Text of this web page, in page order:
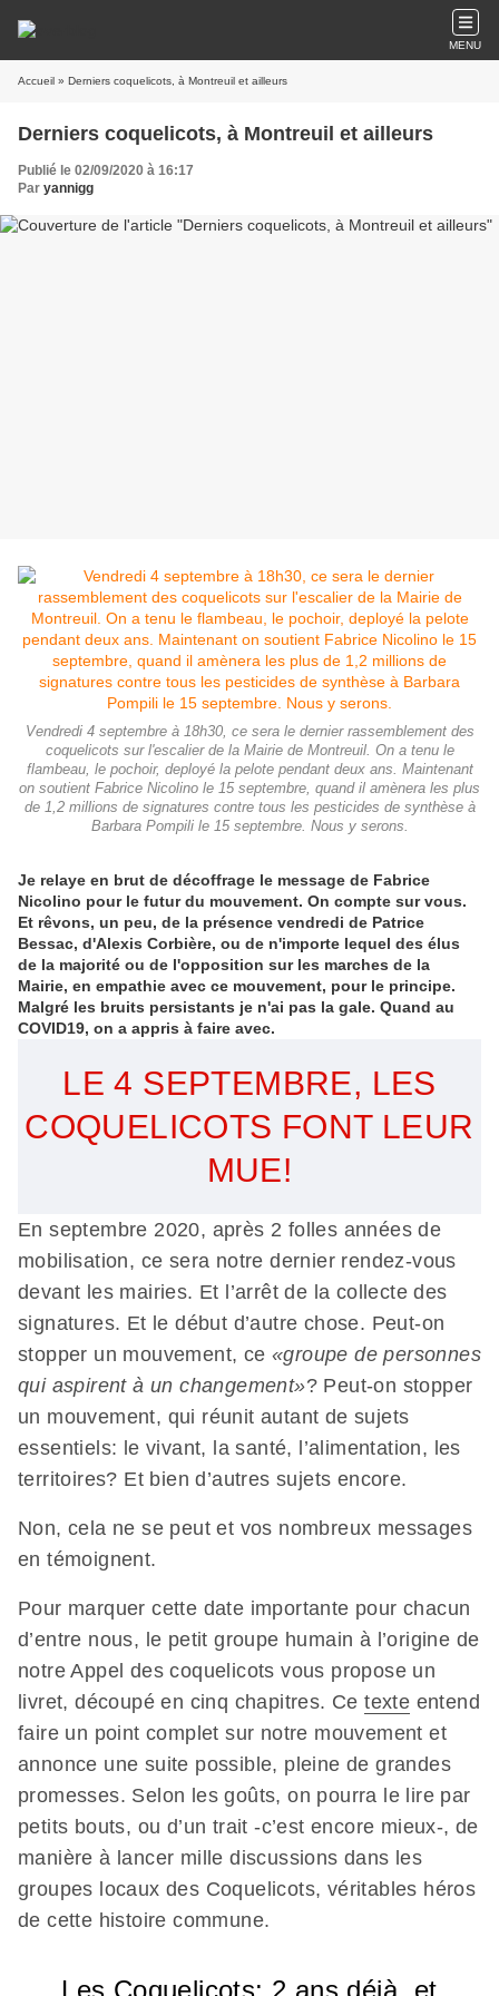
MENU
Accueil » Derniers coquelicots, à Montreuil et ailleurs
Derniers coquelicots, à Montreuil et ailleurs
Publié le 02/09/2020 à 16:17
Par yannigg
Vendredi 4 septembre à 18h30, ce sera le dernier rassemblement des
coquelicots sur l'escalier de la Mairie de Montreuil. On a tenu le
flambeau, le pochoir, deployé la pelote pendant deux ans. Maintenant
on soutient Fabrice Nicolino le 15 septembre, quand il amènera les plus
de 1,2 millions de signatures contre tous les pesticides de synthèse à
Barbara Pompili le 15 septembre. Nous y serons.
Je relaye en brut de décoffrage le message de Fabrice
Nicolino pour le futur du mouvement. On compte sur vous.
Et rêvons, un peu, de la présence vendredi de Patrice
Bessac, d'Alexis Corbière, ou de n'importe lequel des élus
de la majorité ou de l'opposition sur les marches de la
Mairie, en empathie avec ce mouvement, pour le principe.
Malgré les bruits persistants je n'ai pas la gale. Quand au
COVID19, on a appris à faire avec.
LE 4 SEPTEMBRE, LES
COQUELICOTS FONT LEUR
MUE!
En septembre 2020, après 2 folles années de
mobilisation, ce sera notre dernier rendez-vous
devant les mairies. Et l’arrêt de la collecte des
signatures. Et le début d’autre chose. Peut-on
stopper un mouvement, ce «groupe de personnes
qui aspirent à un changement»? Peut-on stopper
un mouvement, qui réunit autant de sujets
essentiels: le vivant, la santé, l’alimentation, les
territoires? Et bien d’autres sujets encore.
Non, cela ne se peut et vos nombreux messages
en témoignent.
Pour marquer cette date importante pour chacun
d’entre nous, le petit groupe humain à l’origine de
notre Appel des coquelicots vous propose un
livret, découpé en cinq chapitres. Ce texte entend
faire un point complet sur notre mouvement et
annonce une suite possible, pleine de grandes
promesses. Selon les goûts, on pourra le lire par
petits bouts, ou d’un trait -c’est encore mieux-, de
manière à lancer mille discussions dans les
groupes locaux des Coquelicots, véritables héros
de cette histoire commune.